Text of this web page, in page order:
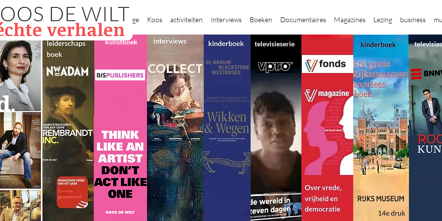
New Page Koos activiteiten Interviews Boeken Documentaires Magazines Lezing business
kunstboek televisieserie